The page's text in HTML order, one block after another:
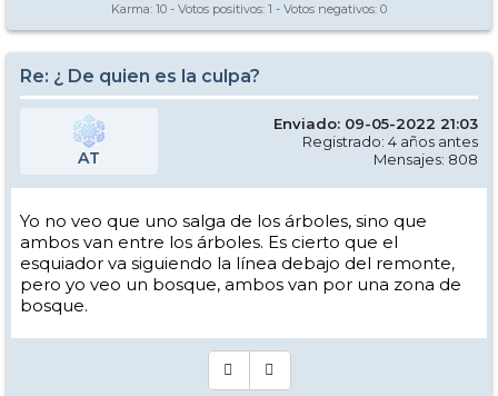
Karma: 10 - Votos positivos: 1 - Votos negativos: 0
Re: ¿ De quien es la culpa?
AT
Enviado: 09-05-2022 21:03
Registrado: 4 años antes
Mensajes: 808
Yo no veo que uno salga de los árboles, sino que
ambos van entre los árboles. Es cierto que el
esquiador va siguiendo la línea debajo del remonte,
pero yo veo un bosque, ambos van por una zona de
bosque.